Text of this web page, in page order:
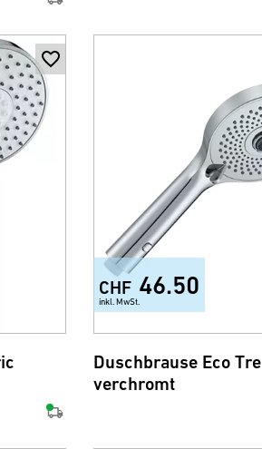
CHF 46.50
inkl. MwSt.
Duschbrause Eco Tre
verchromt